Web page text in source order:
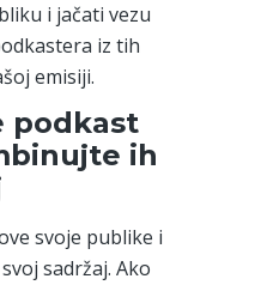
i jačati vezu
iz tih
emisiji.
podkast
ih
svoje publike i
sadržaj. Ako